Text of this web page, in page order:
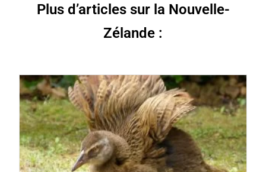
Plus d’articles sur la Nouvelle-
Zélande :